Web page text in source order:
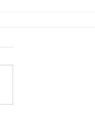
telefonisch...